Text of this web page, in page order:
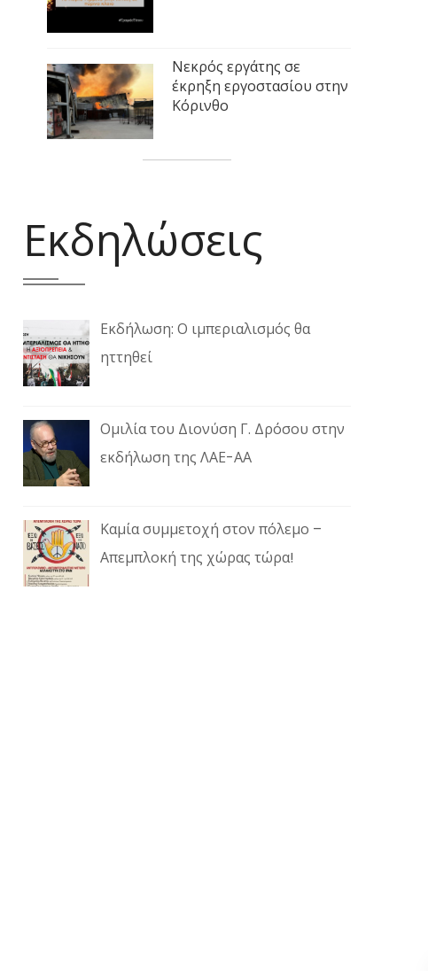
Νεκρός εργάτης σε
έκρηξη εργοστασίου στην
Κόρινθο
Εκδηλώσεις
Εκδήλωση: Ο ιμπεριαλισμός θα
ηττηθεί
Ομιλία του Διονύση Γ. Δρόσου στην
εκδήλωση της ΛΑΕ-ΑΑ
Καμία συμμετοχή στον πόλεμο –
Απεμπλοκή της χώρας τώρα!